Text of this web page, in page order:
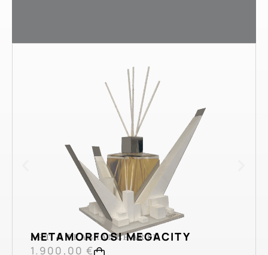
ART & FRAGRANCE ARTE
METAMORFOSI MEGACITY
1.900,00 €